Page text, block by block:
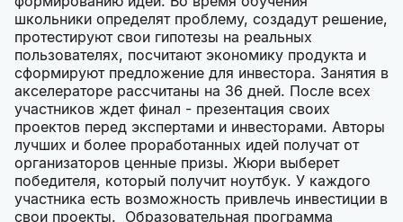
школьники определят проблему, создадут решение,
протестируют свои гипотезы на реальных
пользователях, посчитают экономику продукта и
сформируют предложение для инвестора. Занятия в
акселераторе рассчитаны на 36 дней. После всех
участников ждет финал - презентация своих
проектов перед экспертами и инвесторами. Авторы
лучших и более проработанных идей получат от
организаторов ценные призы. Жюри выберет
победителя, который получит ноутбук. У каждого
участника есть возможность привлечь инвестиции в
свои проекты. Образовательная программа